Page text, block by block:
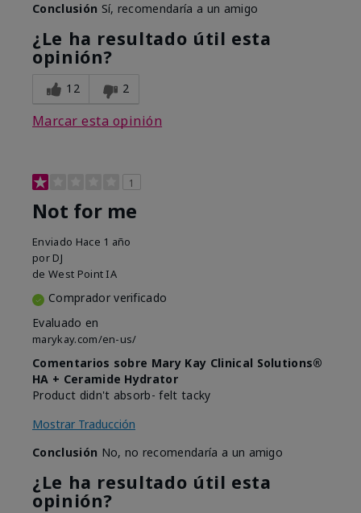
Conclusión Sí, recomendaría a un amigo
¿Le ha resultado útil esta
opinión?
12 2
Marcar esta opinión
1
Not for me
Enviado Hace 1 año
por DJ
de West Point IA
Comprador verificado
Evaluado en
marykay.com/en-us/
Comentarios sobre Mary Kay Clinical Solutions®
HA + Ceramide Hydrator
Product didn't absorb- felt tacky
Mostrar Traducción
Conclusión No, no recomendaría a un amigo
¿Le ha resultado útil esta
opinión?